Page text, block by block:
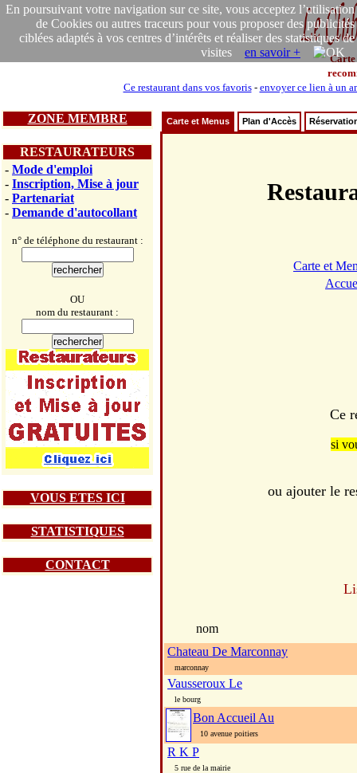
En poursuivant votre navigation sur ce site, vous acceptez l’utilisation
de Cookies ou autres traceurs pour vous proposer des publicités
ciblées adaptés à vos centres d’intérêts et réaliser des statistiques de
visites en savoir +
Carte
Ce restaurant dans vos favoris- envoyer ce lien à un
ZONE MEMBRE
RESTAURATEURS
- Mode d'emploi
- Inscription, Mise à jour
- Partenariat
- Demande d'autocollant
n° de téléphone du restaurant :
OU
nom du restaurant :
VOUS ETES ICI
STATISTIQUES
CONTACT
Carte et Menus Plan d'Accès
Carte et
Ce
si
ou ajouter le
nom
Chateau De Marconnay
marconnay
Vausseroux Le
le bourg
Bon Accueil Au
10 avenue poitiers
R K P
5 rue de la mairie